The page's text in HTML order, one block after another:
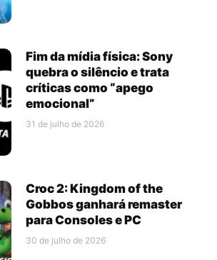
Fim da mídia física: Sony
quebra o silêncio e trata
críticas como “apego
emocional”
31 de julho de 2026
Croc 2: Kingdom of the
Gobbos ganhará remaster
para Consoles e PC
30 de julho de 2026